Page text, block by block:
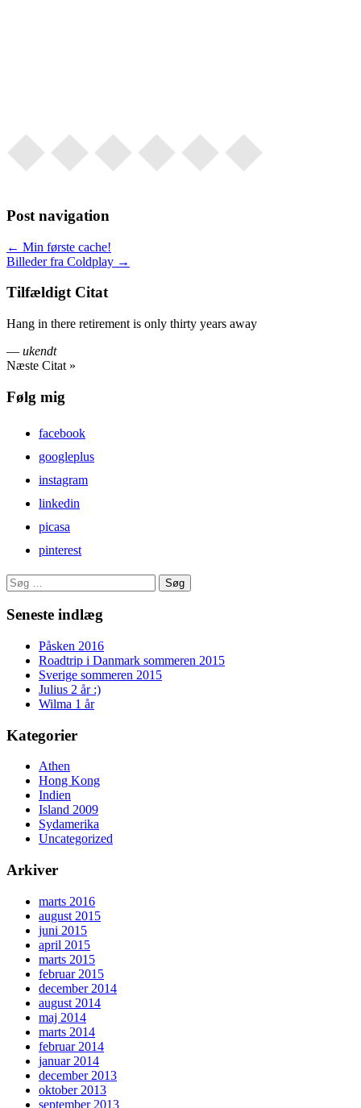
Post navigation
← Min første cache!
Billeder fra Coldplay →
Tilfældigt Citat
Hang in there retirement is only thirty years away
— ukendt
Næste Citat »
Følg mig
facebook
googleplus
instagram
linkedin
picasa
pinterest
Søg
efter:
Seneste indlæg
Påsken 2016
Roadtrip i Danmark sommeren 2015
Sverige sommeren 2015
Julius 2 år :)
Wilma 1 år
Kategorier
Athen
Hong Kong
Indien
Island 2009
Sydamerika
Uncategorized
Arkiver
marts 2016
august 2015
juni 2015
april 2015
marts 2015
februar 2015
december 2014
august 2014
maj 2014
marts 2014
februar 2014
januar 2014
december 2013
oktober 2013
september 2013